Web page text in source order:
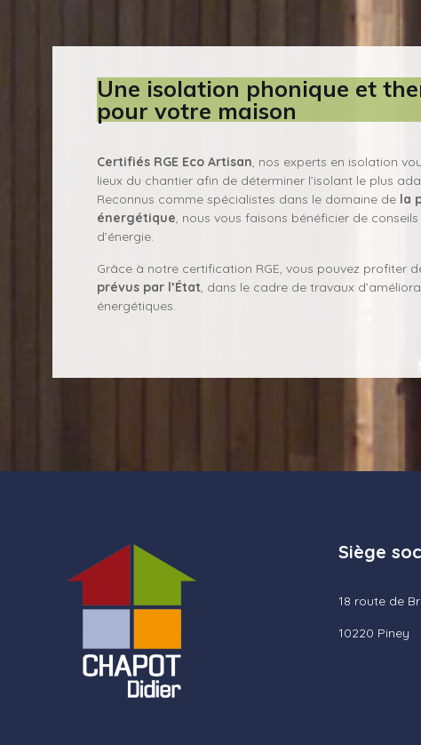
Une isolation phonique et
pour votre maison
Certifiés RGE Eco Artisan , nos experts en isolation
lieux du chantier afin de déterminer l’isolant le plus
Reconnus comme spécialistes dans le domaine de la
énergétique , nous vous faisons bénéficier de
d’énergie.
Grâce à notre certification RGE, vous pouvez profiter
prévus par l’État , dans le cadre de travaux
énergétiques.
Siège
18 route de
10220 Piney